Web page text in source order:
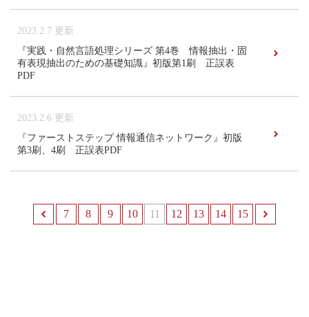
2023.2.7 更新
『実践・自然言語処理シリーズ 第4巻 情報抽出・固
有表現抽出のための基礎知識』初版第1刷 正誤表
PDF
2023.2.6 更新
『ファーストステップ 情報通信ネットワーク』初版
第3刷、4刷 正誤表PDF
前へ
7 8 9 10 11 12 13 14 15